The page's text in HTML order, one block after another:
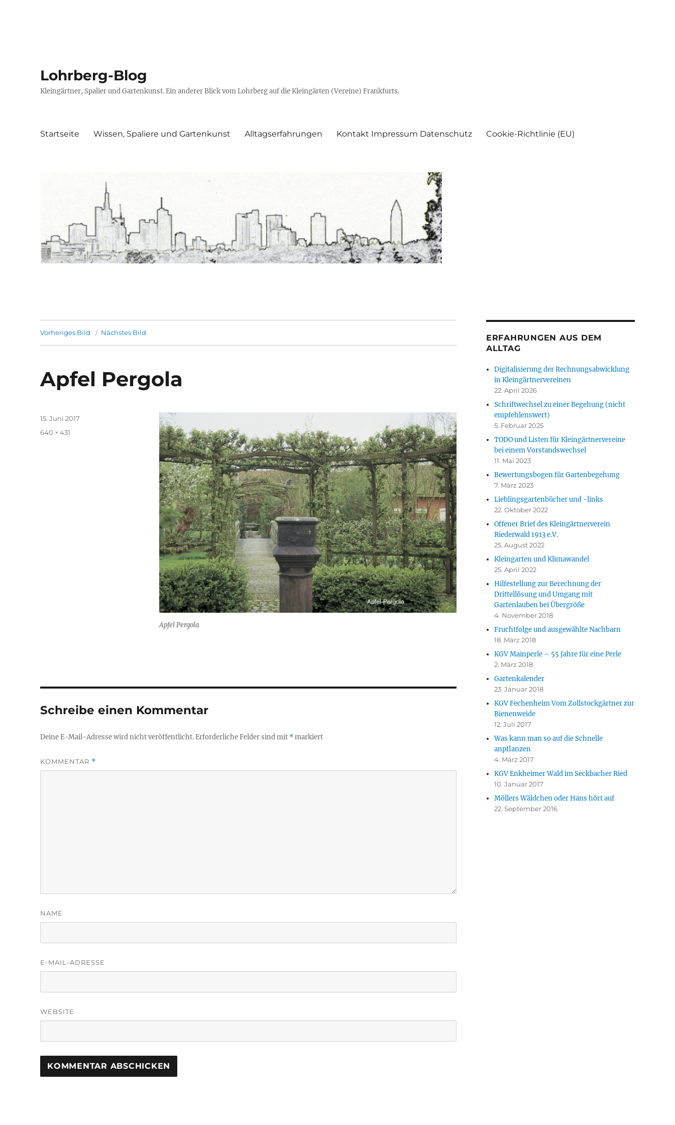
Lohrberg-Blog
Kleingärtner, Spalier und Gartenkunst. Ein anderer Blick vom Lohrberg auf die Kleingärten (Vereine) Frankfurts.
Startseite Wissen, Spaliere und Gartenkunst Alltagserfahrungen Kontakt Impressum Datenschutz Cookie-Richtlinie (EU)
Vorheriges Bild Nächstes Bild
Apfel Pergola
Apfel Pergola
Veröffentlicht
am
15. Juni 2017
Volle
640 × 431
Schreibe einen Kommentar
Deine E-Mail-Adresse wird nicht veröffentlicht.Erforderliche Felder sind mit *markiert
KOMMENTAR *
NAME
E-MAIL-ADRESSE
WEBSITE
ERFAHRUNGEN AUS DEM
ALLTAG
Digitalisierung der Rechnungsabwicklung
in Kleingärtnervereinen
22. April 2026
Schriftwechsel zu einer Begehung (nicht
empfehlenswert)
5. Februar 2025
TODO und Listen für Kleingärtnervereine
bei einem Vorstandswechsel
11. Mai 2023
Bewertungsbogen für Gartenbegehung
7. März 2023
Lieblingsgartenbücher und -links
22. Oktober 2022
Offener Brief des Kleingärtnerverein
Riederwald 1913 e.V.
25. August 2022
Kleingarten und Klimawandel
25. April 2022
Hilfestellung zur Berechnung der
Drittellösung und Umgang mit
Gartenlauben bei Übergröße
4. November 2018
Fruchtfolge und ausgewählte Nachbarn
18. März 2018
KGV Mainperle – 55 Jahre für eine Perle
2. März 2018
Gartenkalender
23. Januar 2018
KGV Fechenheim Vom Zollstockgärtner zur
Bienenweide
12. Juli 2017
Was kann man so auf die Schnelle
anpflanzen
4. März 2017
KGV Enkheimer Wald im Seckbacher Ried
10. Januar 2017
Möllers Wäldchen oder Hans hört auf
22. September 2016